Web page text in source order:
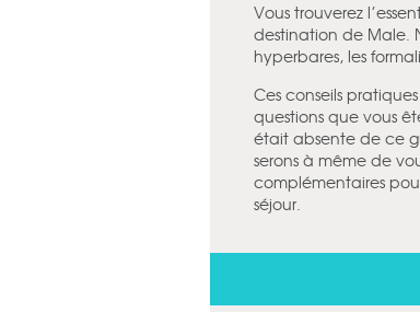
Vous trouverez
destination de Male.
hyperbares, les
Ces conseils
questions que vous
était absente de ce
serons à même de
complémentaires
séjour.